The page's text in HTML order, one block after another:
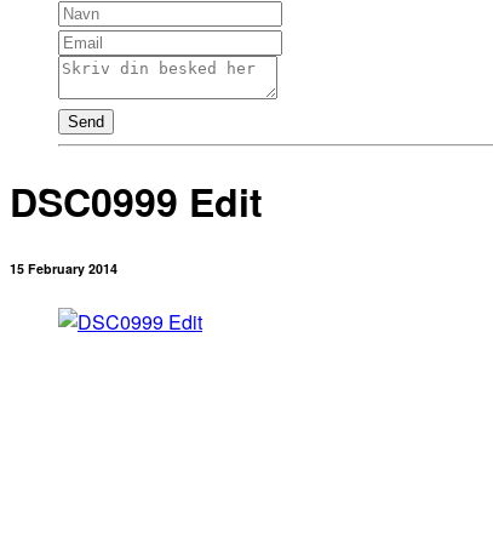
Send
DSC0999 Edit
15 February 2014